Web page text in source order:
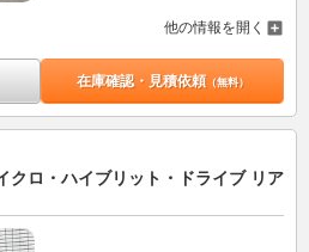
他の情報を開く
在庫確認・見積依頼（無料）
クロ・ハイブリット・ドライブ リア